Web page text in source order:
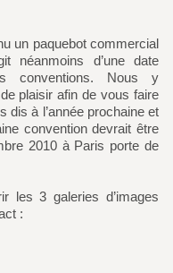
néanmoins d’une date
conventions. Nous y
plaisir afin de vous faire
dis à l’année prochaine et
convention devrait être
2010 à Paris porte de
les 3 galeries d’images
: